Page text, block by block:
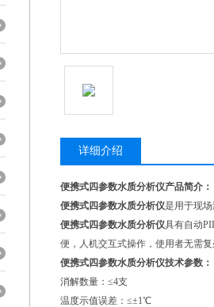
详细介绍
便携式四参数水质分析仪产品简介：
便携式四参数水质分析仪是用于现场
便携式四参数水质分析仪具有自动
便，人机交互式操作，使用者无需
便携式四参数水质分析仪技术参数：
消解数量：≤4支
温度示值误差：≤±1℃